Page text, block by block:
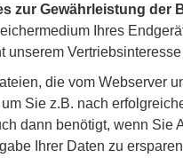
zur Gewährleistung der
Ihres
unserem
die vom Webserver
Sie z.B. nach
dann benötigt, wenn Sie
Ihrer Daten zu